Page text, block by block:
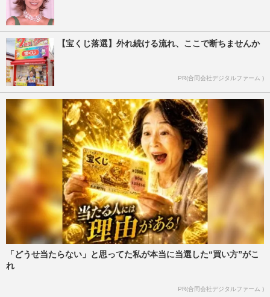
【宝くじ落選】外れ続ける流れ、ここで断ちませんか
PR(合同会社デジタルファーム )
「どうせ当たらない」と思ってた私が本当に当選した“買い方”がこ
れ
PR(合同会社デジタルファーム )